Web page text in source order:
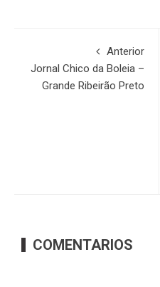
Anterior
Jornal Chico da Boleia –
Grande Ribeirão Preto
COMENTARIOS